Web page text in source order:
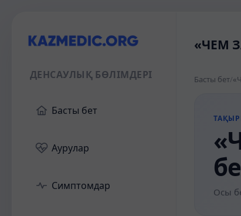
ДЕНСАУЛЫҚ БӨЛІМДЕРІ
Басты бет
Аурулар
Симптомдар
«ЧЕМ
Басты бет/
Осы